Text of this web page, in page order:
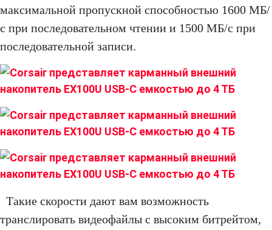
максимальной пропускной способностью 1600 МБ/
с при последовательном чтении и 1500 МБ/с при
последовательной записи.
Такие скорости дают вам возможность
транслировать видеофайлы с высоким битрейтом,